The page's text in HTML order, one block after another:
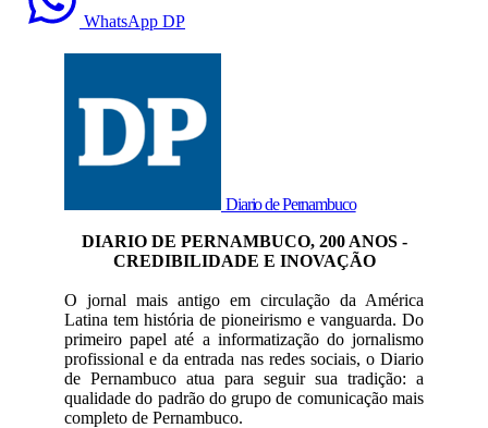
WhatsApp DP
Diario de Pernambuco
DIARIO DE PERNAMBUCO, 200 ANOS -
CREDIBILIDADE E INOVAÇÃO
O jornal mais antigo em circulação da América
Latina tem história de pioneirismo e vanguarda. Do
primeiro papel até a informatização do jornalismo
profissional e da entrada nas redes sociais, o Diario
de Pernambuco atua para seguir sua tradição: a
qualidade do padrão do grupo de comunicação mais
completo de Pernambuco.